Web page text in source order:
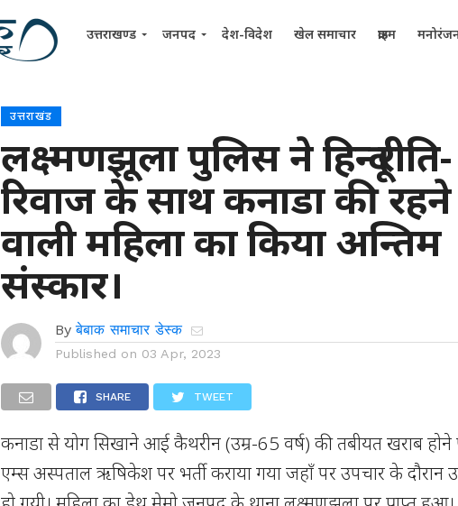
उत्तराखण्ड जनपद देश-विदेश खेल समाचार क्राइम
उत्तराखंड
लक्ष्मणझूला पुलिस ने हिन्दू रीति-
रिवाज के साथ कनाडा की रहने
वाली महिला का किया अन्तिम
संस्कार।
By बेबाक समाचार डेस्क
Published on 03 Apr, 2023
SHARE TWEET
कनाडा से योग सिखाने आई कैथरीन (उम्र-65 वर्ष) की तबीयत खराब
एम्स अस्पताल ऋषिकेश पर भर्ती कराया गया जहाँ पर उपचार के दौरान